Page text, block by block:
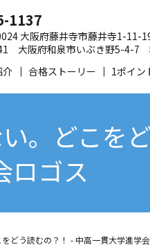
介 合格ストーリー 1ポイン
1137
大阪府藤井寺市藤井寺1-11-
大阪府和泉市いぶき野5-4-7
。どこを
ロゴス
どう読むの？！ - 中高一貫大学進学